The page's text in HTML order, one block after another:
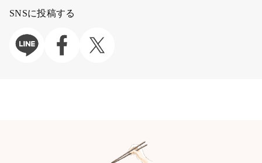
SNSに投稿する